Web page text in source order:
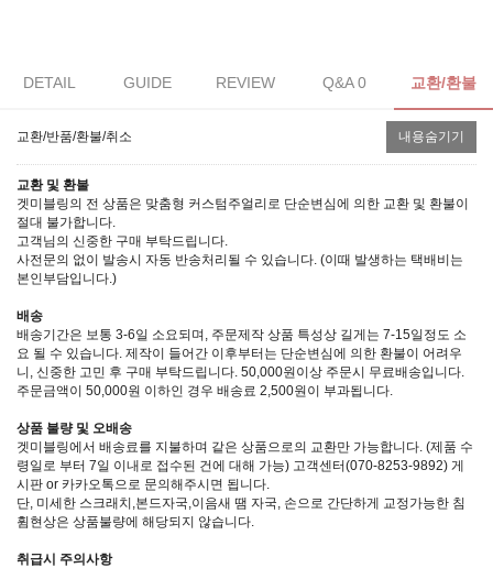
DETAIL GUIDE REVIEW Q&A 0 교환/환불
교환/반품/환불/취소 내용숨기기
교환 및 환불
겟미블링의 전 상품은 맞춤형 커스텀주얼리로 단순변심에 의한 교환 및 환불이
절대 불가합니다.
고객님의 신중한 구매 부탁드립니다.
사전문의 없이 발송시 자동 반송처리될 수 있습니다. (이때 발생하는 택배비는
본인부담입니다.)
배송
배송기간은 보통 3-6일 소요되며, 주문제작 상품 특성상 길게는 7-15일정도 소
요 될 수 있습니다. 제작이 들어간 이후부터는 단순변심에 의한 환불이 어려우
니, 신중한 고민 후 구매 부탁드립니다. 50,000원이상 주문시 무료배송입니다.
주문금액이 50,000원 이하인 경우 배송료 2,500원이 부과됩니다.
상품 불량 및 오배송
겟미블링에서 배송료를 지불하며 같은 상품으로의 교환만 가능합니다. (제품 수
령일로 부터 7일 이내로 접수된 건에 대해 가능) 고객센터(070-8253-9892) 게
시판 or 카카오톡으로 문의해주시면 됩니다.
단, 미세한 스크래치,본드자국,이음새 땜 자국, 손으로 간단하게 교정가능한 침
휨현상은 상품불량에 해당되지 않습니다.
취급시 주의사항